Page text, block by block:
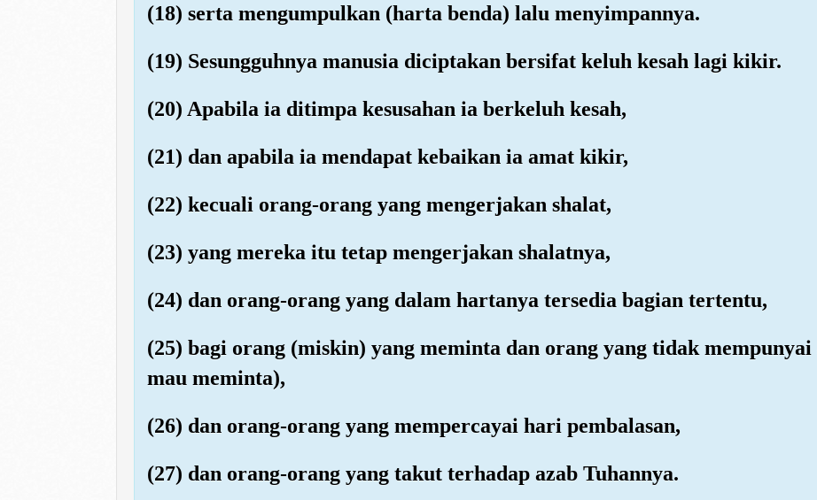
(18) serta mengumpulkan (harta benda) lalu menyimpannya.
(19) Sesungguhnya manusia diciptakan bersifat keluh kesah lagi kikir.
(20) Apabila ia ditimpa kesusahan ia berkeluh kesah,
(21) dan apabila ia mendapat kebaikan ia amat kikir,
(22) kecuali orang-orang yang mengerjakan shalat,
(23) yang mereka itu tetap mengerjakan shalatnya,
(24) dan orang-orang yang dalam hartanya tersedia bagian tertentu,
(25) bagi orang (miskin) yang meminta dan orang yang tidak
mau meminta),
(26) dan orang-orang yang mempercayai hari pembalasan,
(27) dan orang-orang yang takut terhadap azab Tuhannya.